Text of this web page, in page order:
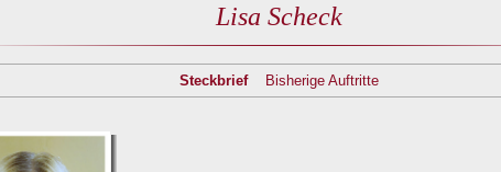
Lisa Scheck
Steckbrief Bisherige Auftritte